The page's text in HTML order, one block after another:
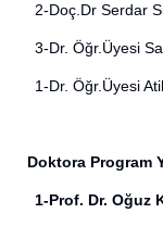
2-Doç.Dr Serdar
3-Dr. Öğr.Üyesi
1-Dr. Öğr.Üyesi
Doktora Program
1-Prof. Dr. Oğuz